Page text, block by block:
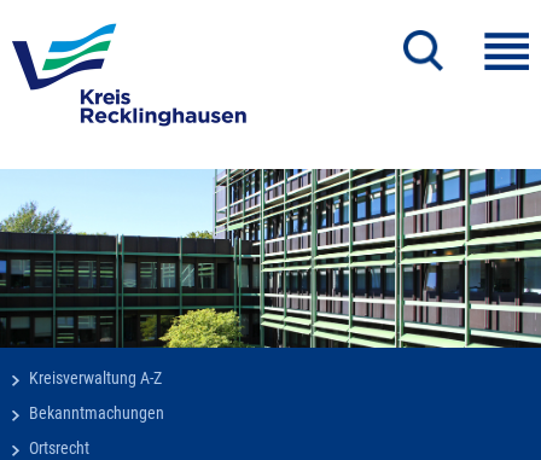
Kreisverwaltung A-Z
Bekanntmachungen
Ortsrecht